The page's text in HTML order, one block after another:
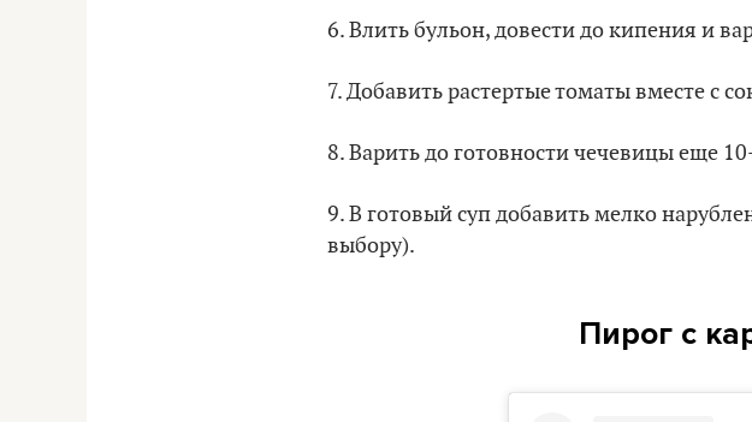
6. Влить бульон, довести до кипения и
7. Добавить растертые томаты вместе с
8. Варить до готовности чечевицы еще
9. В готовый суп добавить мелко
выбору).
Пирог с